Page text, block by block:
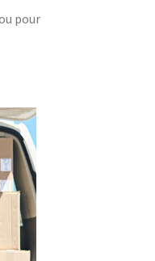
pour